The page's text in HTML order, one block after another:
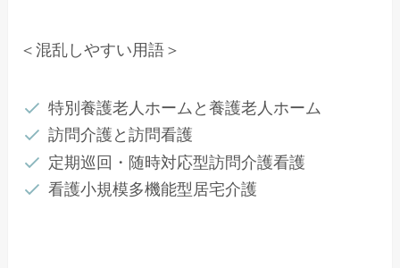
＜混乱しやすい用語＞
特別養護老人ホームと養護老人ホーム
訪問介護と訪問看護
定期巡回・随時対応型訪問介護看護
看護小規模多機能型居宅介護